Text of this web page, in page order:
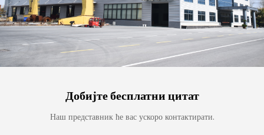
Добијте бесплатни цитат
Наш представник ће вас ускоро контактирати.